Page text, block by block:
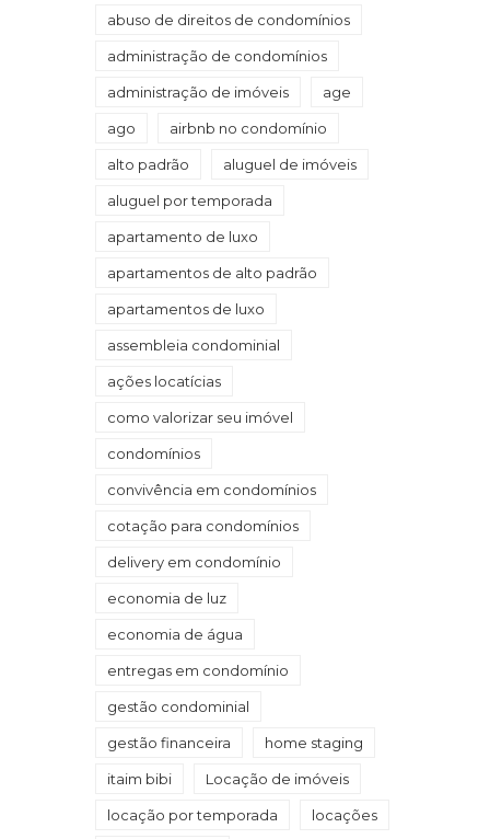
abuso de direitos de condomínios
administração de condomínios
administração de imóveis age
ago airbnb no condomínio
alto padrão aluguel de imóveis
aluguel por temporada
apartamento de luxo
apartamentos de alto padrão
apartamentos de luxo
assembleia condominial
ações locatícias
como valorizar seu imóvel
condomínios
convivência em condomínios
cotação para condomínios
delivery em condomínio
economia de luz
economia de água
entregas em condomínio
gestão condominial
gestão financeira home staging
itaim bibi Locação de imóveis
locação por temporada locações